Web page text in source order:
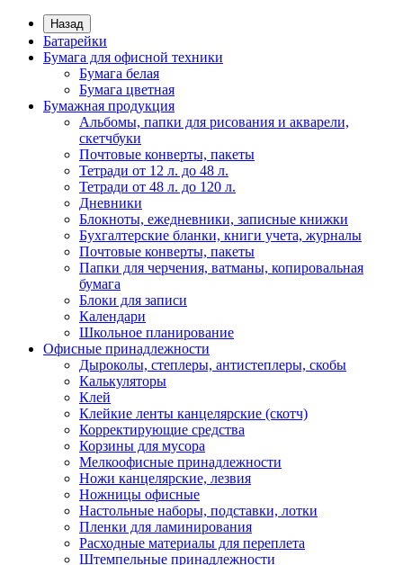
Назад
Батарейки
Бумага для офисной техники
Бумага белая
Бумага цветная
Бумажная продукция
Альбомы, папки для рисования и акварели,
скетчбуки
Почтовые конверты, пакеты
Тетради от 12 л. до 48 л.
Тетради от 48 л. до 120 л.
Дневники
Блокноты, ежедневники, записные книжки
Бухгалтерские бланки, книги учета, журналы
Почтовые конверты, пакеты
Папки для черчения, ватманы, копировальная
бумага
Блоки для записи
Календари
Школьное планирование
Офисные принадлежности
Дыроколы, степлеры, антистеплеры, скобы
Калькуляторы
Клей
Клейкие ленты канцелярские (скотч)
Корректирующие средства
Корзины для мусора
Мелкоофисные принадлежности
Ножи канцелярские, лезвия
Ножницы офисные
Настольные наборы, подставки, лотки
Пленки для ламинирования
Расходные материалы для переплета
Штемпельные принадлежности